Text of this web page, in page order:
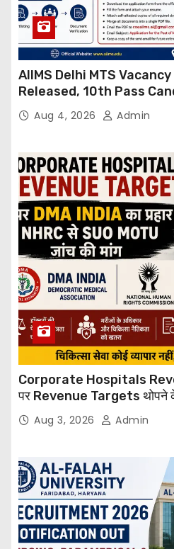
AIIMS Delhi MTS
Released, 10th Pass
Through Email
Aug 4, 2026 Admin
Corporate Hospitals
पर Revenue Targets थोपने
बड़ा कदम, NHRC से Suo Motu
Aug 3, 2026 Admin